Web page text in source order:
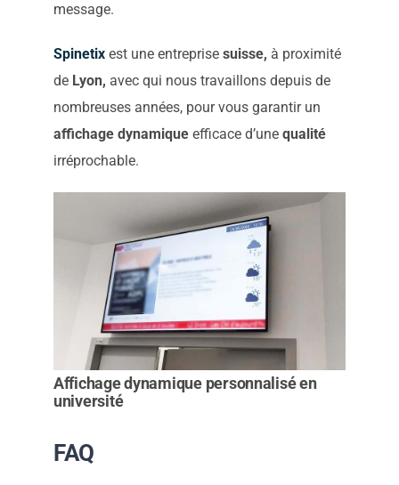
message.
Spinetixest une entreprise suisse, à proximité
de Lyon, avec qui nous travaillons depuis de
nombreuses années, pour vous garantir un
affichage dynamiqueefficace d’une qualité
irréprochable.
Affichage dynamique personnalisé en
université
FAQ